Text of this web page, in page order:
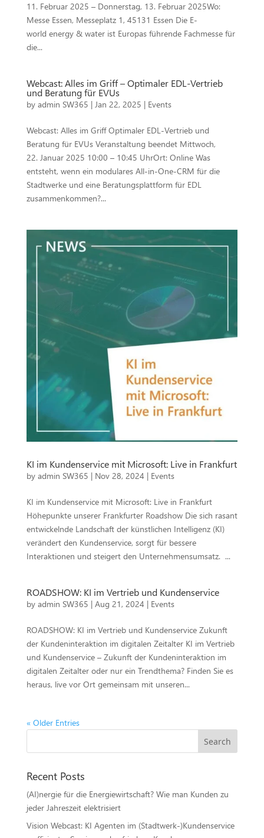
11. Februar 2025 – Donnerstag, 13. Februar 2025Wo:
Messe Essen, Messeplatz 1, 45131 Essen Die E-
world energy & water ist Europas führende Fachmesse für
die...
Webcast: Alles im Griff – Optimaler EDL-Vertrieb
und Beratung für EVUs
by admin SW365 | Jan 22, 2025 | Events
Webcast: Alles im Griff Optimaler EDL-Vertrieb und
Beratung für EVUs Veranstaltung beendet Mittwoch,
22. Januar 2025 10:00 – 10:45 UhrOrt: Online Was
entsteht, wenn ein modulares All-in-One-CRM für die
Stadtwerke und eine Beratungsplattform für EDL
zusammenkommen?...
KI im Kundenservice mit Microsoft: Live in Frankfurt
by admin SW365 | Nov 28, 2024 | Events
KI im Kundenservice mit Microsoft: Live in Frankfurt
Höhepunkte unserer Frankfurter Roadshow Die sich rasant
entwickelnde Landschaft der künstlichen Intelligenz (KI)
verändert den Kundenservice, sorgt für bessere
Interaktionen und steigert den Unternehmensumsatz. ...
ROADSHOW: KI im Vertrieb und Kundenservice
by admin SW365 | Aug 21, 2024 | Events
ROADSHOW: KI im Vertrieb und Kundenservice Zukunft
der Kundeninteraktion im digitalen Zeitalter KI im Vertrieb
und Kundenservice – Zukunft der Kundeninteraktion im
digitalen Zeitalter oder nur ein Trendthema? Finden Sie es
heraus, live vor Ort gemeinsam mit unseren...
« Older Entries
Recent Posts
(AI)nergie für die Energiewirtschaft? Wie man Kunden zu
jeder Jahreszeit elektrisiert
Vision Webcast: KI Agenten im (Stadtwerk-)Kundenservice